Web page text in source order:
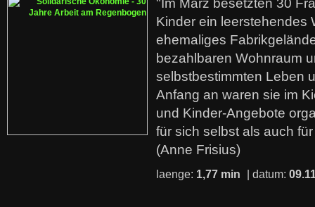
"Im März besetzten 30
Kinder ein leerstehendes
ehemaliges
bezahlbaren Wohnraum
selbstbestimmten Leben
Anfang an waren sie im
und Kinder-Angebote
für sich selbst als auch
(Anne Frisius)
laenge: 1,77 min | datum: